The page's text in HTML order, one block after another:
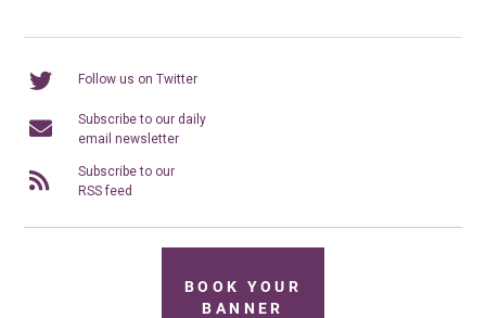
Follow us on Twitter
Subscribe to our daily
email newsletter
Subscribe to our
RSS feed
BOOK YOUR
BANNER